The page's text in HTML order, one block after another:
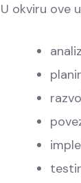
U okviru ove